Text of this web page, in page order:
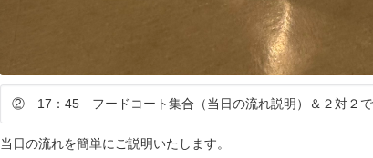
② 17：45 フードコート集合（当日の流れ説明）＆２対２で
当日の流れを簡単にご説明いたします。